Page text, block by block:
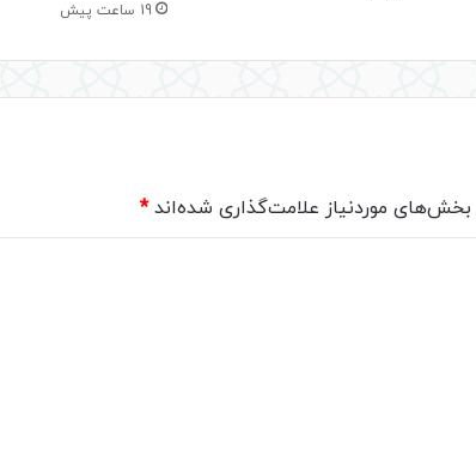
19 ساعت پیش
بخش‌های موردنیاز علامت‌گذاری شده‌اند*